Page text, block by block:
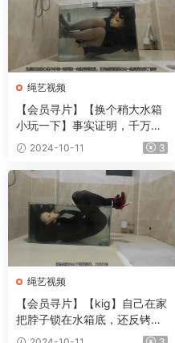
绳艺视频
【会员寻片】【换个稍大水箱
小玩一下】事实证明，千万不
可以自己一个人玩水箱逃脱游
戏-F100407-小L
2024-10-11 3
绳艺视频
【会员寻片】【kig】自己在家
把脖子锁在水箱底，还反铐双
手玩水下逃脱，差点出不来-F1